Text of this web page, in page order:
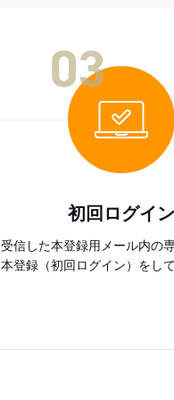
初回ログイン
受信した本登録用メール内の
本登録（初回ログイン）をし